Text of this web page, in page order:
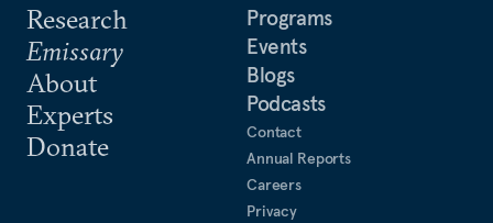
Research
Emissary
About
Experts
Donate
Programs
Events
Blogs
Podcasts
Contact
Annual Reports
Careers
Privacy